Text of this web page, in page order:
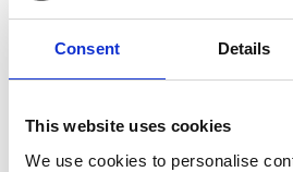
Consent Details
This website uses cookies
We use cookies to personalise
Nel primo semestre è
costruzione di nuove